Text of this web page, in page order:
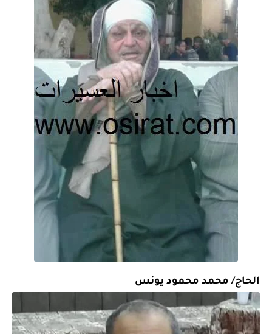
الحاج/ محمد محمود يونس